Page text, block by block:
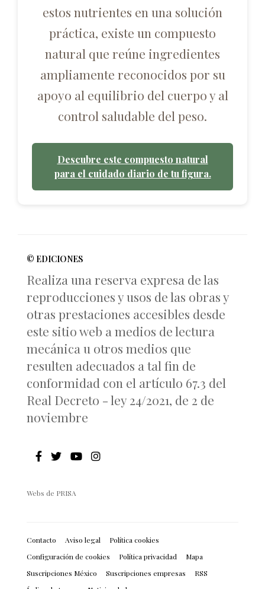
estos nutrientes en una solución
práctica, existe un compuesto
natural que reúne ingredientes
ampliamente reconocidos por su
apoyo al equilibrio del cuerpo y al
control saludable del peso.
Descubre este compuesto natural
para el cuidado diario de tu figura.
© EDICIONES
Realiza una reserva expresa de las
reproducciones y usos de las obras y
otras prestaciones accesibles desde
este sitio web a medios de lectura
mecánica u otros medios que
resulten adecuados a tal fin de
conformidad con el artículo 67.3 del
Real Decreto - ley 24/2021, de 2 de
noviembre
Webs de PRISA
Contacto Aviso legal
Política cookies
Configuración de cookies
Política privacidad
Mapa
Suscripciones México
Suscripciones empresas
RSS